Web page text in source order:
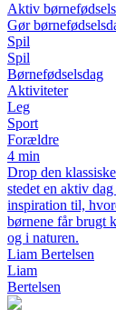
Aktiv
Gør
Spil
Spil
Børnefødselsdag
Aktiviteter
Leg
Sport
Forældre
4 min
Drop den
stedet en aktiv
inspiration til,
børnene får brugt
og i naturen.
Liam Bertelsen
Liam
Bertelsen